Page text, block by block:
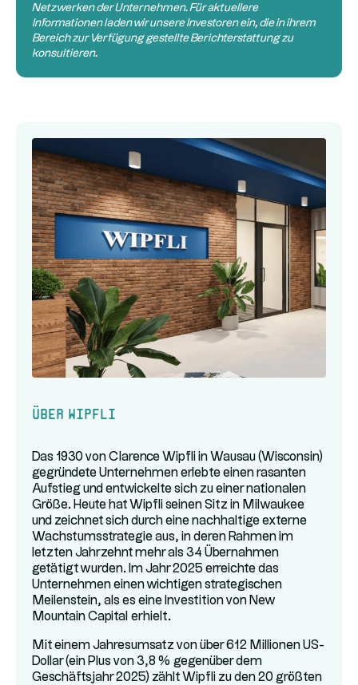
Netzwerken der Unternehmen. Für aktuellere
Informationen laden wir unsere Investoren ein, die in ihrem
Bereich zur Verfügung gestellte Berichterstattung zu
konsultieren.
Über Wipfli
Das 1930 von Clarence Wipfli in Wausau (Wisconsin)
gegründete Unternehmen erlebte einen rasanten
Aufstieg und entwickelte sich zu einer nationalen
Größe. Heute hat Wipfli seinen Sitz in Milwaukee
und zeichnet sich durch eine nachhaltige externe
Wachstumsstrategie aus, in deren Rahmen im
letzten Jahrzehnt mehr als 34 Übernahmen
getätigt wurden. Im Jahr 2025 erreichte das
Unternehmen einen wichtigen strategischen
Meilenstein, als es eine Investition von New
Mountain Capital erhielt.
Mit einem Jahresumsatz von über 612 Millionen US-
Dollar (ein Plus von 3,8 % gegenüber dem
Geschäftsjahr 2025) zählt Wipfli zu den 20 größten